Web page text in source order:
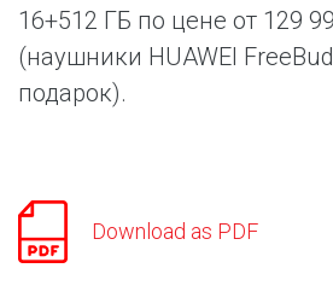
16+512 ГБ по цене от 129
(наушники HUAWEI
подарок).
Download as PDF